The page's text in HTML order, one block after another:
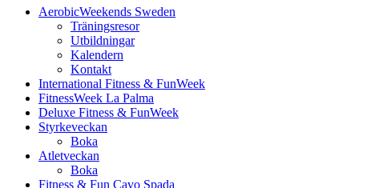
AerobicWeekends Sweden
Träningsresor
Utbildningar
Kalendern
Kontakt
International Fitness & FunWeek
FitnessWeek La Palma
Deluxe Fitness & FunWeek
Styrkeveckan
Boka
Atletveckan
Boka
Fitness & Fun Cavo Spada